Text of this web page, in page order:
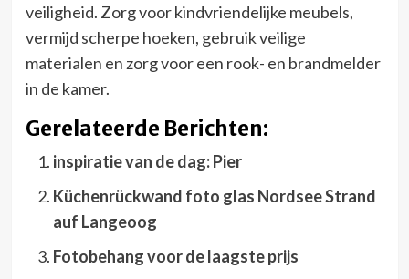
veiligheid. Zorg voor kindvriendelijke meubels,
vermijd scherpe hoeken, gebruik veilige
materialen en zorg voor een rook- en brandmelder
in de kamer.
Gerelateerde Berichten:
inspiratie van de dag: Pier
Küchenrückwand foto glas Nordsee Strand
auf Langeoog
Fotobehang voor de laagste prijs